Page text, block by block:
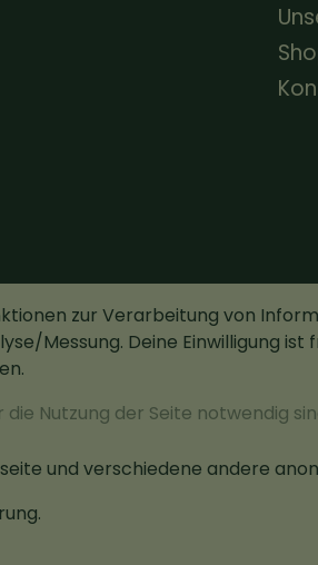
zur Verarbeitung von
Messung. Deine Einwilligung
die Nutzung der Seite notwendig
und verschiedene andere